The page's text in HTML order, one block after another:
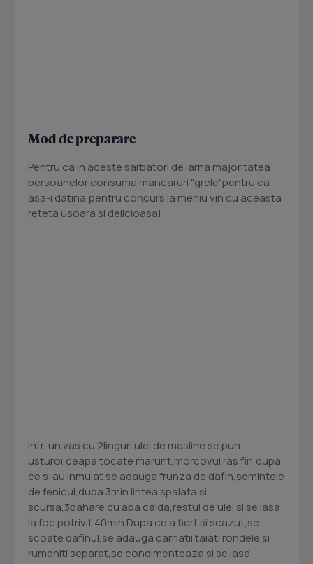
Mod de preparare
Pentru ca in aceste sarbatori de iarna majoritatea
persoanelor consuma mancaruri "grele"pentru ca
asa-i datina,pentru concurs la meniu vin cu aceasta
reteta usoara si delicioasa!
Intr-un vas cu 2linguri ulei de masline se pun
usturoi,ceapa tocate marunt,morcovul ras fin,dupa
ce s-au inmuiat se adauga frunza de dafin,semintele
de fenicul,dupa 3min lintea spalata si
scursa,3pahare cu apa calda,restul de ulei si se lasa
la foc potrivit 40min.Dupa ce a fiert si scazut,se
scoate dafinul,se adauga carnatii taiati rondele si
rumeniti separat,se condimenteaza si se lasa